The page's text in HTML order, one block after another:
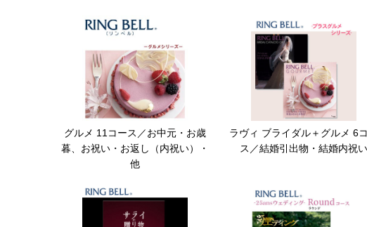
グルメ 11コース／お中元・お歳
暮、お祝い・お返し（内祝い）・
他
ラヴィ ブライダル＋グルメ 6
ス／結婚引出物・結婚内祝い